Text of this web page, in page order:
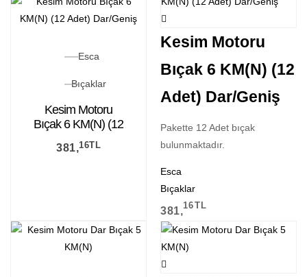
Esca
Bıçaklar
Kesim Motoru
Bıçak 6 KM(N) (12
Adet) Dar/Geniş
381,16TL
Kesim Motoru
Bıçak 6 KM(N) (12
Adet) Dar/Geniş
Pakette 12 Adet bıçak
bulunmaktadır.
Esca
Bıçaklar
381,16TL